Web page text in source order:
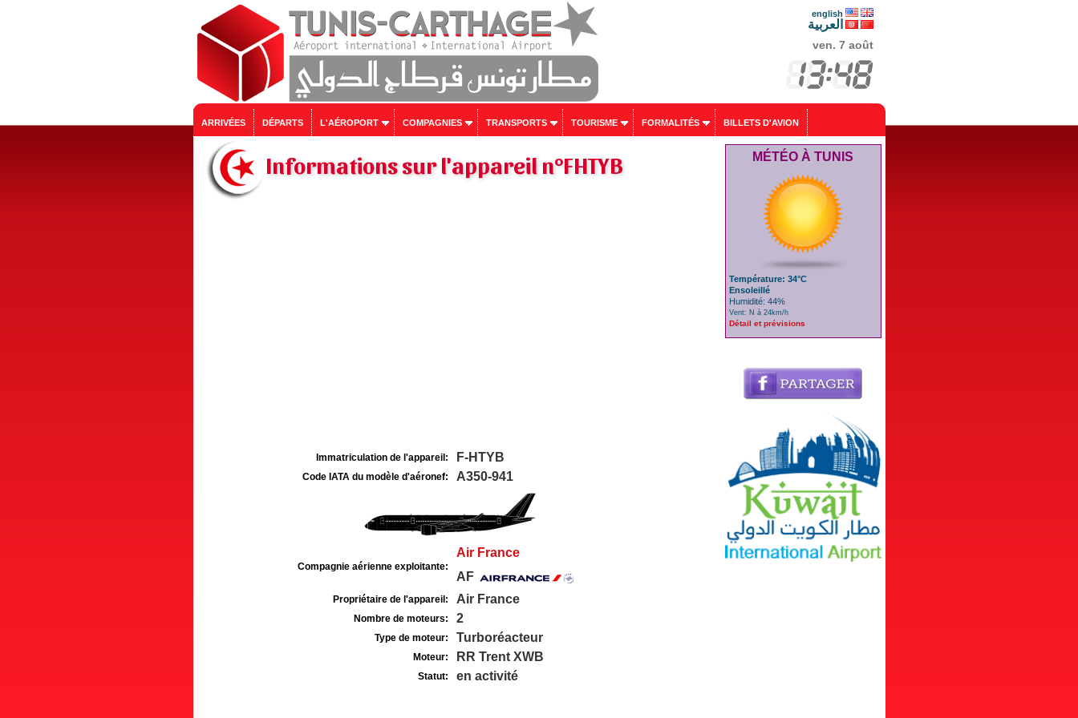
english
العربية
ven. 7 août
ARRIVÉES DÉPARTS L'AÉROPORT COMPAGNIES TRANSPORTS TOURISME FORMALITÉS BILLETS D'AVION
Informations sur l'appareil n°FHTYB
Immatriculation de l'appareil: F-HTYB
Code IATA du modèle d'aéronef: A350-941
Compagnie aérienne exploitante:
Air France
AF
Propriétaire de l'appareil: Air France
Nombre de moteurs: 2
Type de moteur: Turboréacteur
Moteur: RR Trent XWB
Statut: en activité
MÉTÉO À TUNIS
Température: 34°C
Ensoleillé
Humidité: 44%
Vent: N à 24km/h
Détail et prévisions